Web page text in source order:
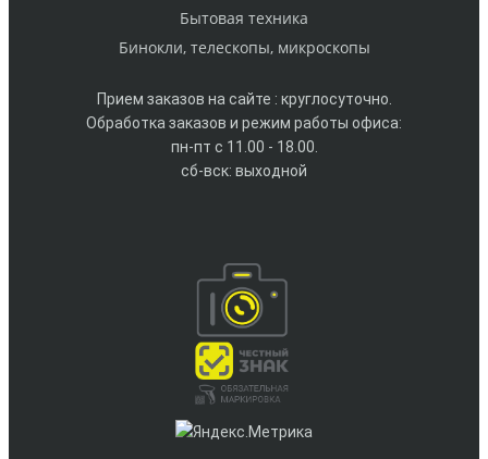
Бытовая техника
Бинокли, телескопы, микроскопы
Прием заказов на сайте : круглосуточно.
Обработка заказов и режим работы офиса:
пн-пт с 11.00 - 18.00.
сб-вск: выходной